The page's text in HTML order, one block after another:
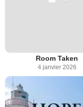
Room Taken
4 janvier 2026